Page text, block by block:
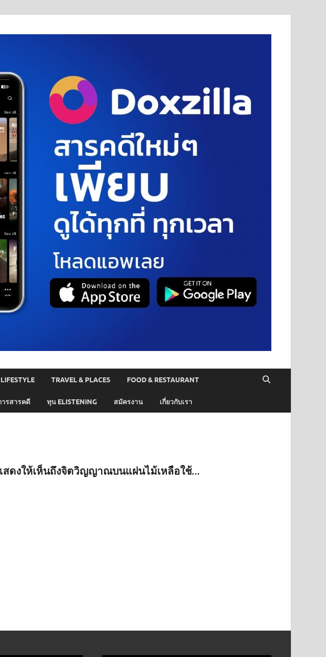
LIFESTYLE TRAVEL & PLACES FOOD & RESTAURANT
รสารคดี ทุน ELISTENING สมัครงาน เกี่ยวกับเรา
ดงให้เห็นถึงจิตวิญญาณบนแผ่นไม้เหลือใช้…